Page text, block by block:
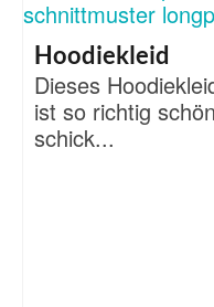
Hoodiekleid
Dieses
ist so richtig
schick...